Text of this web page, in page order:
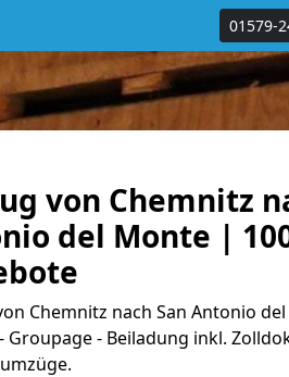
01579-
von Chemnitz
del Monte |
Chemnitz nach San Antonio
Groupage - Beiladung inkl.